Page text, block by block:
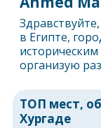
ТОП мест,
Хургаде
в Египте,
организую